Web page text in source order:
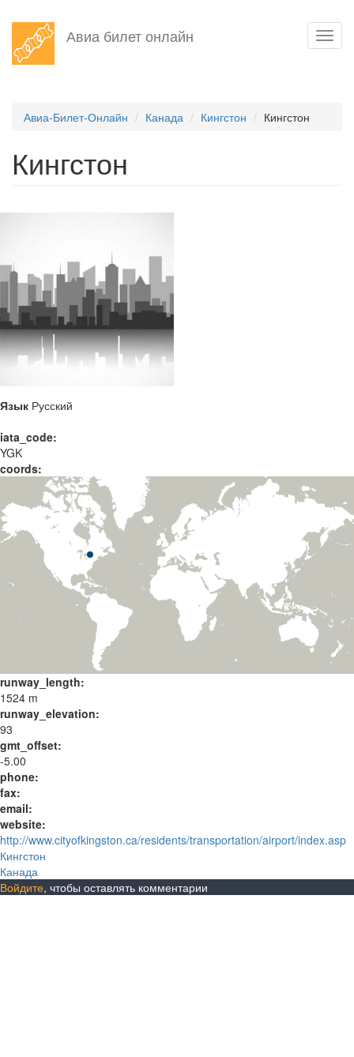
Перейти
основному
Авиа билет онлайн
Авиа-Билет-Онлайн Канада Кингстон Кингстон
Кингстон
Язык Русский
iata_code:
YGK
coords:
runway_length:
1524 m
runway_elevation:
93
gmt_offset:
-5.00
phone:
fax:
email:
website:
http://www.cityofkingston.ca/residents/transportation/airport/index.asp
Кингстон
Канада
Войдите, чтобы оставлять комментарии